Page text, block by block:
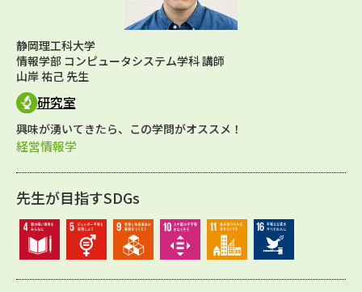
静岡理工科大学
情報学部 コンピュータシステム学科 講師
山岸 祐己 先生
研究室
興味が湧いてきたら、この学問がオススメ！
経営情報学
先生が目指すSDGs